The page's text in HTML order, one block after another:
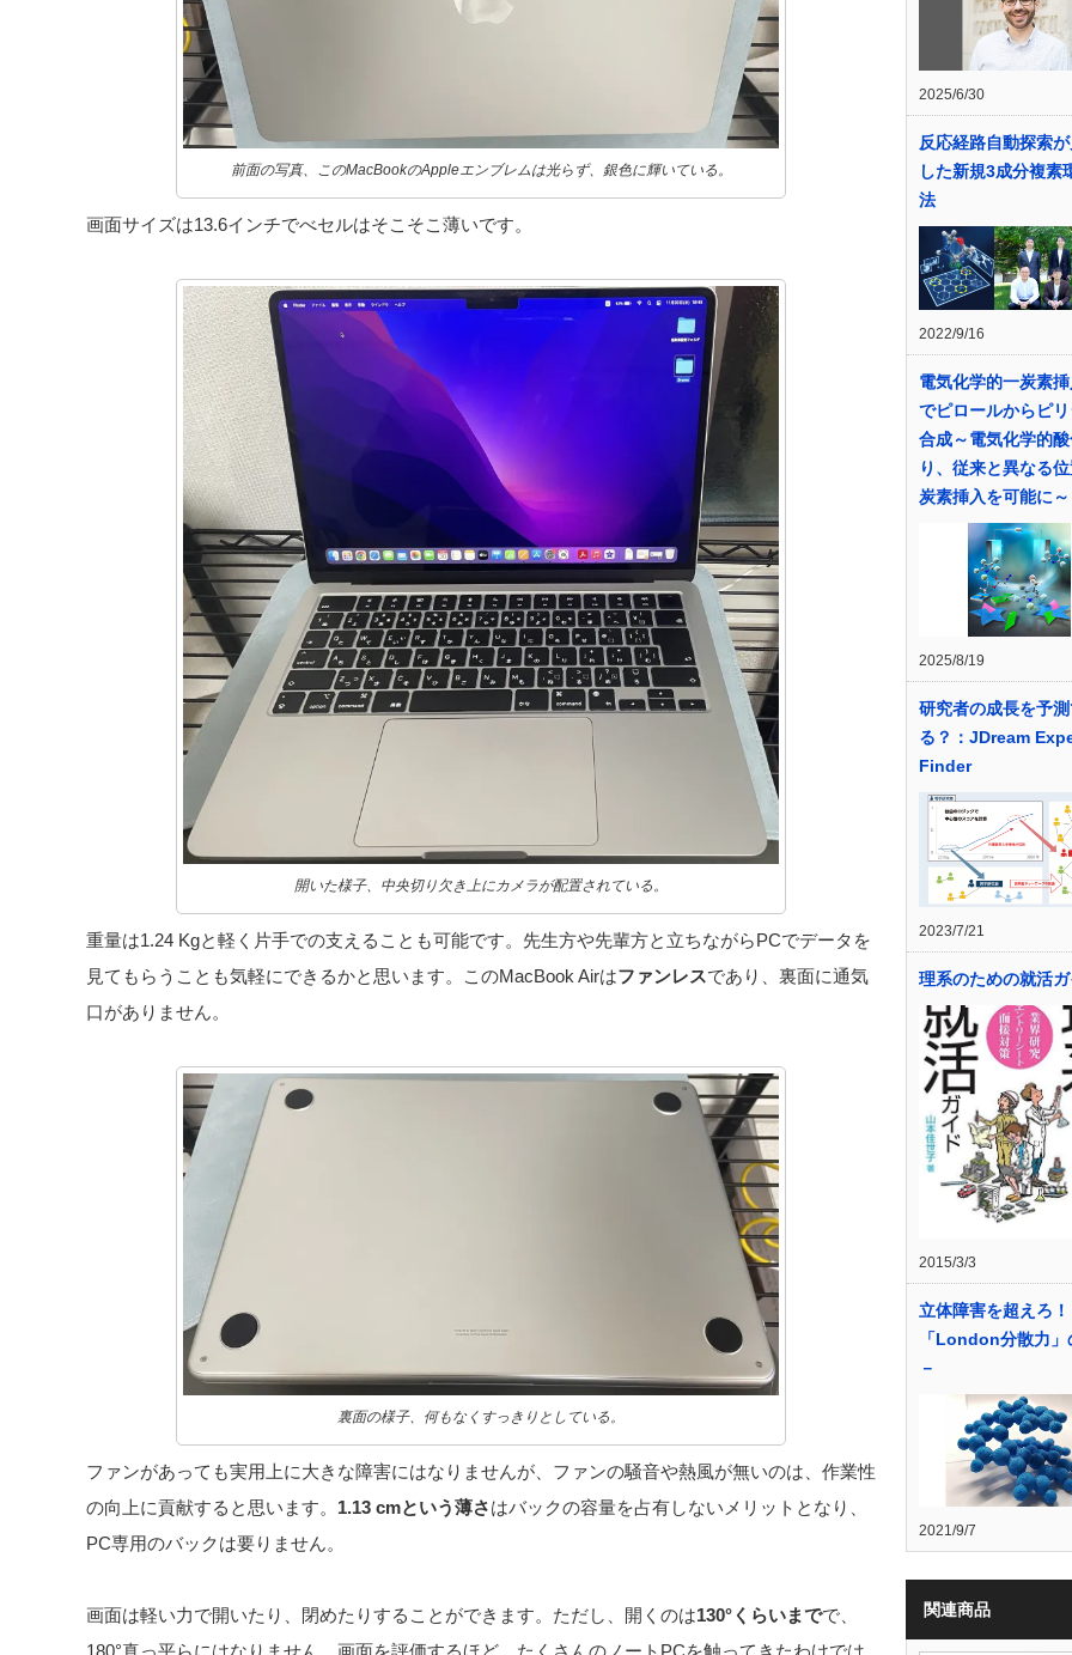
前面の写真、このMacBookのAppleエンブレムは光らず、銀色に輝いている。
画面サイズは13.6インチでべセルはそこそこ薄いです。
開いた様子、中央切り欠き上にカメラが配置されている。
重量は1.24 Kgと軽く片手での支えることも可能です。先生方や先輩方と立ちながらPCでデータを
見てもらうことも気軽にできるかと思います。このMacBook Airはファンレスであり、裏面に通気
口がありません。
裏面の様子、何もなくすっきりとしている。
ファンがあっても実用上に大きな障害にはなりませんが、ファンの騒音や熱風が無いのは、作業性
の向上に貢献すると思います。 1.13 cmという薄さはバックの容量を占有しないメリットとなり、
PC専用のバックは要りません。
画面は軽い力で開いたり、閉めたりすることができます。ただし、開くのは130°くらいまでで、
180°真っ平らにはなりません。画面を評価するほど、たくさんのノートPCを触ってきたわけでは
2025/6/30
反応経路自動探索
した新規3成分複素
法
2022/9/16
電気化学的一炭素
でピロールからピ
合成～電気化学的
り、従来と異なる
炭素挿入を可能に～
2025/8/19
研究者の成長を予
る？：JDream
Finder
2023/7/21
理系のための就活
2015/3/3
立体障害を超えろ
「London分散力」
－
2021/9/7
関連商品